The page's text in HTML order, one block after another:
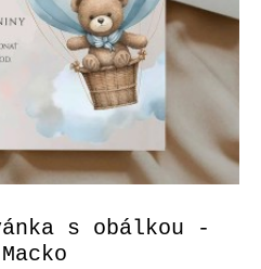
s obálkou -
Macko